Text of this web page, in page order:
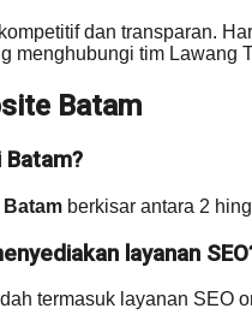
dan transparan.
menghubungi tim
Batam
berkisar antara 2
layanan
termasuk layanan SEO